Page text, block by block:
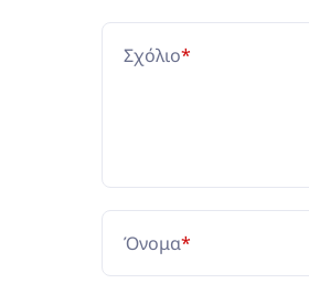
Σχόλιο*
Όνομα*